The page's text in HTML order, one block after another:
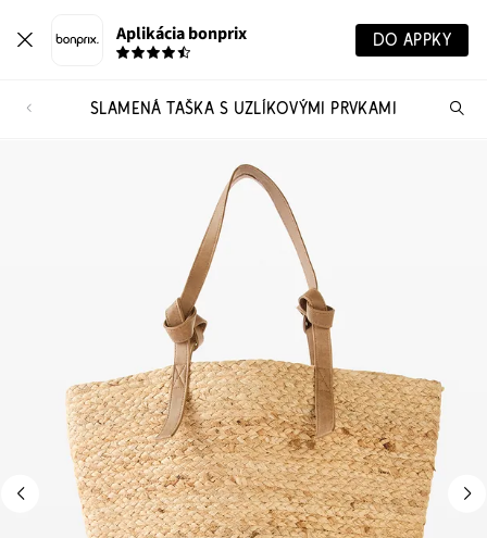
Aplikácia bonprix DO APPKY
SLAMENÁ TAŠKA S UZLÍKOVÝMI PRVKAMI